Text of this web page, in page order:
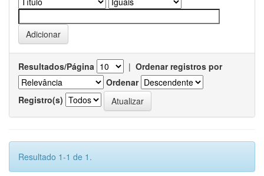
Resultados/Página | Ordenar registros por
Ordenar
Registro(s)
Resultado 1-1 de 1.